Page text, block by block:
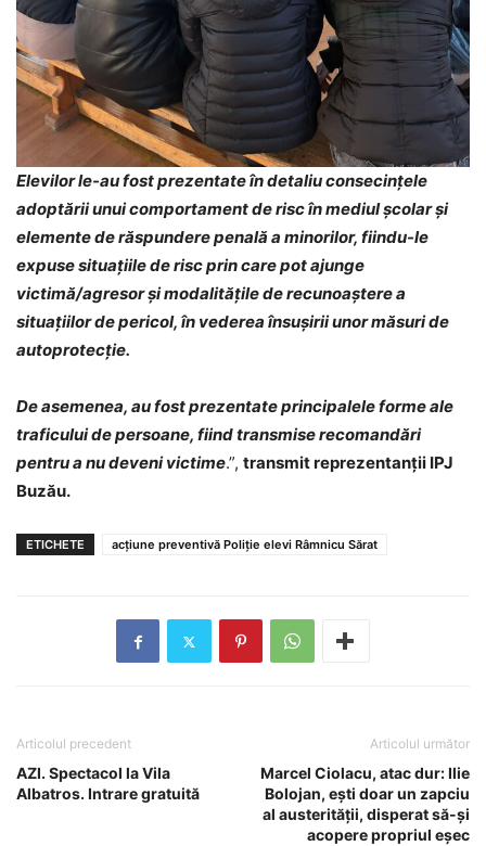
Elevilor le-au fost prezentate în detaliu consecințele
adoptării unui comportament de risc în mediul școlar și
elemente de răspundere penală a minorilor, fiindu-le
expuse situaţiile de risc prin care pot ajunge
victimă/agresor și modalităţile de recunoaştere a
situaţiilor de pericol, în vederea însuşirii unor măsuri de
autoprotecţie.
De asemenea, au fost prezentate principalele forme ale
traficului de persoane, fiind transmise recomandări
pentru a nu deveni victime.”, transmit reprezentanții IPJ
Buzău.
ETICHETE acțiune preventivă Poliție elevi Râmnicu Sărat
Articolul precedent
AZI. Spectacol la Vila
Albatros. Intrare gratuită
Articolul următor
Marcel Ciolacu, atac dur: Ilie
Bolojan, ești doar un zapciu
al austerității, disperat să-și
acopere propriul eșec